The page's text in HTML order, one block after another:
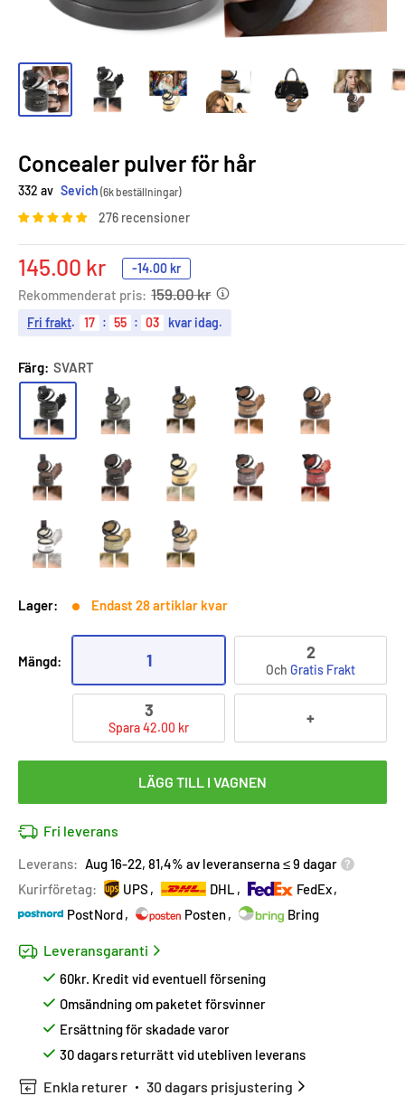
Concealer pulver för hår
332 av Sevich (6k beställningar)
276 recensioner
Sale
price
145.00 kr -14.00 kr
Rekommenderat pris: 159.00 kr
Fri frakt. 17 : 55 : 01 kvar idag.
Färg: SVART
Lager: Endast 28 artiklar kvar
Mängd: 1 2
Och Gratis Frakt
3
Spara 42.00 kr +
LÄGG TILL I VAGNEN
Fri leverans
Leverans: Aug 16-22, 81,4% av leveranserna ≤ 9 dagar
Kurirföretag:
UPS DHL
FedEx
PostNord
Posten Bring
Leveransgaranti
60kr. Kredit vid eventuell försening
Omsändning om paketet försvinner
Ersättning för skadade varor
30 dagars returrätt vid utebliven leverans
Enkla returer 30 dagars prisjustering